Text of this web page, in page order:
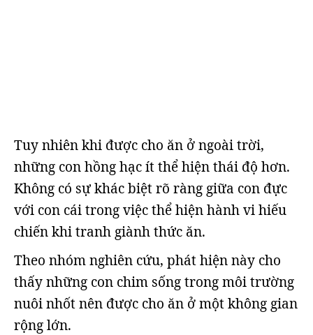
Tuy nhiên khi được cho ăn ở ngoài trời,
những con hồng hạc ít thể hiện thái độ hơn.
Không có sự khác biệt rõ ràng giữa con đực
với con cái trong việc thể hiện hành vi hiếu
chiến khi tranh giành thức ăn.
Theo nhóm nghiên cứu, phát hiện này cho
thấy những con chim sống trong môi trường
nuôi nhốt nên được cho ăn ở một không gian
rộng lớn.